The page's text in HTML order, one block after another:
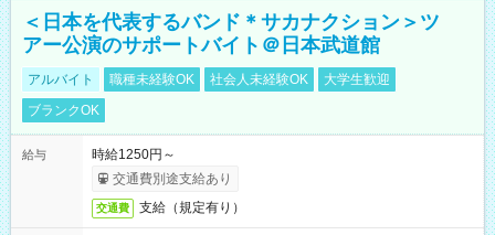
＜日本を代表するバンド＊サカナクション＞ツ
アー公演のサポートバイト＠日本武道館
アルバイト 職種未経験OK 社会人未経験OK
大学生歓迎
ブランクOK
給与
時給1250円～
交通費別途支給あり
交通費 支給（規定有り）